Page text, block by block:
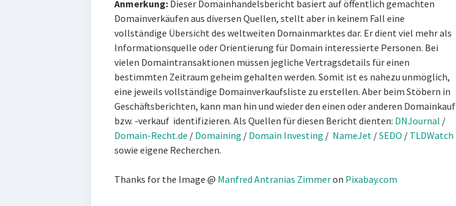
Anmerkung:Dieser Domainhandelsbericht basiert auf öffentlich gemachten
Domainverkäufen aus diversen Quellen, stellt aber in keinem Fall eine
vollständige Übersicht des weltweiten Domainmarktes dar. Er dient viel mehr als
Informationsquelle oder Orientierung für Domain interessierte Personen. Bei
vielen Domaintransaktionen müssen jegliche Vertragsdetails für einen
bestimmten Zeitraum geheim gehalten werden. Somit ist es nahezu unmöglich,
eine jeweils vollständige Domainverkaufsliste zu erstellen. Aber beim Stöbern in
Geschäftsberichten, kann man hin und wieder den einen oder anderen Domainkauf
bzw. -verkauf identifizieren. Als Quellen für diesen Bericht dienten: DNJournal /
Domain-Recht.de / Domaining / Domain Investing / NameJet /SEDO / TLDWatch
sowie eigene Recherchen.
Thanks for the Image @ Manfred Antranias Zimmeron Pixabay.com